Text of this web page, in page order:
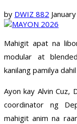
by DWIZ 882
Mahigit apat na
modular at
kanilang pamilya
Ayon kay Alvin Cuz,
coordinator ng
mahigit anim na